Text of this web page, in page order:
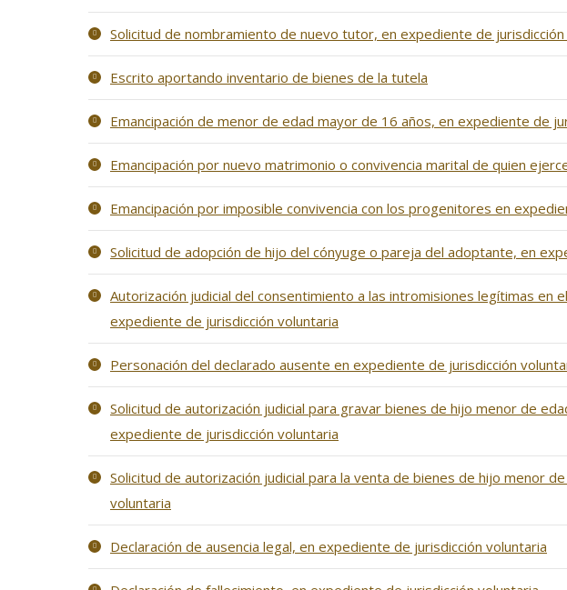
Solicitud de nombramiento de nuevo tutor, en expediente de
Escrito aportando inventario de bienes de la tutela
Emancipación de menor de edad mayor de 16 años, en expediente de
Emancipación por nuevo matrimonio o convivencia marital de quien
Emancipación por imposible convivencia con los progenitores en
Solicitud de adopción de hijo del cónyuge o pareja del adoptante, en
Autorización judicial del consentimiento a las intromisiones legítimas
expediente de jurisdicción voluntaria
Personación del declarado ausente en expediente de jurisdicción
Solicitud de autorización judicial para gravar bienes de hijo menor de
expediente de jurisdicción voluntaria
Solicitud de autorización judicial para la venta de bienes de hijo menor
voluntaria
Declaración de ausencia legal, en expediente de jurisdicción voluntaria